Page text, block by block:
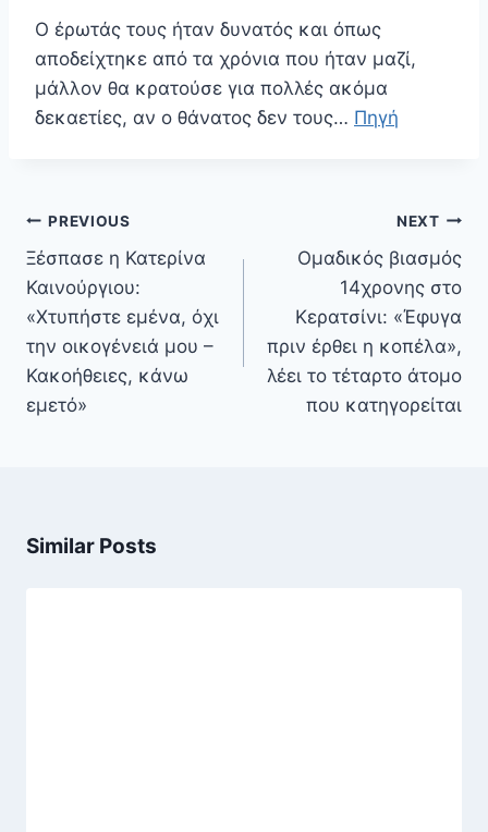
Ο έρωτάς τους ήταν δυνατός και όπως
αποδείχτηκε από τα χρόνια που ήταν μαζί,
μάλλον θα κρατούσε για πολλές ακόμα
δεκαετίες, αν ο θάνατος δεν τους… Πηγή
Πλοήγηση
άρθρων
PREVIOUS
Ξέσπασε η Κατερίνα
Καινούργιου:
«Χτυπήστε εμένα, όχι
την οικογένειά μου –
Κακοήθειες, κάνω
εμετό»
NEXT
Ομαδικός βιασμός
14χρονης στο
Κερατσίνι: «Έφυγα
πριν έρθει η κοπέλα»,
λέει το τέταρτο άτομο
που κατηγορείται
Similar Posts